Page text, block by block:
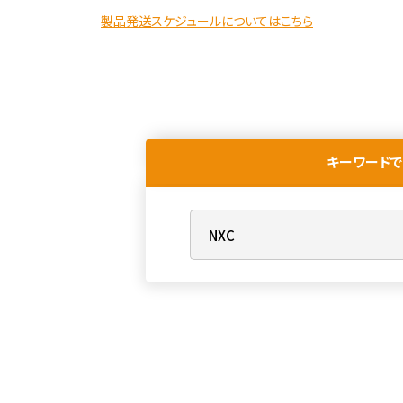
製品発送スケジュールについてはこちら
キーワード